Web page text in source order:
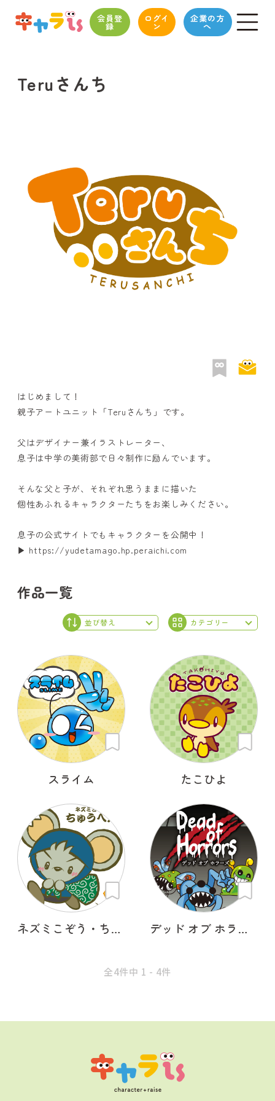
会員登
録
ログイ
ン
企業の方
へ
Teruさんち
はじめまして！
親子アートユニット「Teruさんち」です。
父はデザイナー兼イラストレーター、
息子は中学の美術部で日々制作に励んでいます。
そんな父と子が、それぞれ思うままに描いた
個性あふれるキャラクターたちをお楽しみください。
息子の公式サイトでもキャラクターを公開中！
▶︎ https://yudetamago.hp.peraichi.com
作品一覧
スライム たこひよ
ネズミこぞう・ちゅうべえ デッド オブ ホラーズ
全4件中 1 - 4件